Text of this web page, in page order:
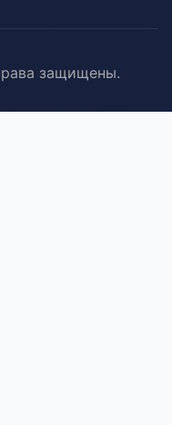
защищены.